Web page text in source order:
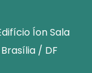
Íon Sala
/ DF